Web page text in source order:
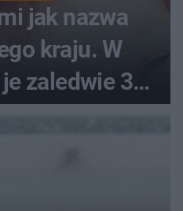
jak nazwa
kraju. W
zaledwie 3